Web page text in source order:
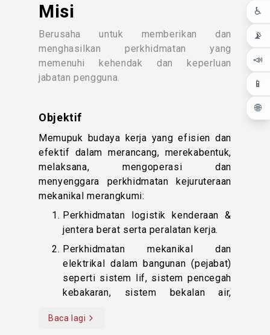
♿
📡
📣
📱
🌐
pancutan air rekreasi, sistem rawatan
udara bangunan, sistem pembakar
mayat, sistem pam kawalan banjir.
Berkaitan juga ialah fungsi untuk
menyenggara kemudahan awam
di atas.
pengurusan sisa pepejal. Jabatan
memantau prestasi kontraktor
pemindahan sisa pepejal di Stesen
Pemindahan Taman Beringin.
5. Perkhidmatan perunding
kejuruteraan elektrikal dalam
melaksanakan projek pembangunan
seperti perumahan awam, bangunan
pejabat, masjid. Menjalankan kerja-
kerja menyenggara keseluruhan
sistem dan pepasangan peralatan
termasuk aksesori yang berkaitan.
Misi
Berusaha untuk memberikan dan
menghasilkan perkhidmatan yang
memenuhi kehendak dan keperluan
jabatan pengguna.
Objektif
Memupuk budaya kerja yang efisien dan
efektif dalam merancang, merekabentuk,
melaksana, mengoperasi dan
menyenggara perkhidmatan kejuruteraan
mekanikal merangkumi:
Perkhidmatan logistik kenderaan &
jentera berat serta peralatan kerja.
Perkhidmatan mekanikal dan
elektrikal dalam bangunan (pejabat)
seperti sistem lif, sistem pencegah
kebakaran, sistem bekalan air,
dan sistem penyaman udara.
Baca lagi
Read more content